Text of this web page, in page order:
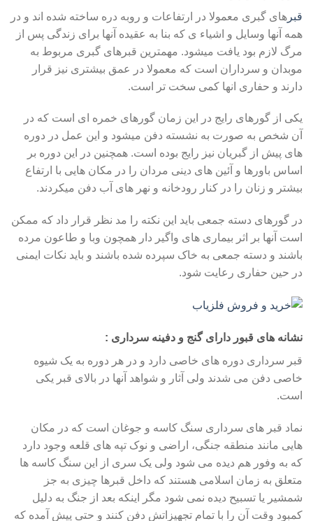
قبر های گبری معمولا در ارتفاعات و روبه دره ساخته شده اند و در
همه آنها وسایل و اشیاء ی که بنا به عقیده آنها برای زندگی پس از
مرگ لازم بود یافت میشود. مهمترین قبرهای گبری مربوط به
موبدان و سرداران است که معمولا در عمق بیشتری نیز قرار
دارند و حفاری انها کمی سخت تر است.
یکی از گورهای رایج در این زمان گورهای خمره ای است که در
آن شخص به صورت به نشسته دفن میشود و این عمل در دوره
های پیش از گبریان نیز رایج بوده است. همچنین در این دوره بر
اساس باورها و آئین های دینی مردان را در مکان هایی با ارتفاع
بیشتر و زنان را در کنار رودخانه و نهر های آب دفن میکردند.
در گورهای دسته جمعی باید این نکته را مد نظر قرار داد که ممکن
است آنها بر اثر بیماری های واگیر دار همچون وبا و طاعون مرده
باشند و دسته جمعی به خاک سپرده شده باشند و باید نکات ایمنی
در حین حفاری رعایت شود.
نشانه های قبور دارای گنج و دفینه سرداری :
قبر سرداری دوره های خاصی دارد و در هر دوره به یک شیوه
خاصی دفن می شدند ولی آثار و شواهد آنها در بالای قبر یکی
است.
نماد قبر های سرداری سنگ کاسه و جوغان است که در مکان
هایی مانند منطقه جنگی، اراضی و نوک تپه های قلعه وجود دارد
که به وفور هم دیده می شود ولی یک سری از این سنگ کاسه ها
متعلق به زمان اسلامی هستند که داخل قبرها چیزی به جز
شمشیر یا تسبیح دیده نمی شود مگر اینکه بعد از جنگ به دلیل
کمبود وقت آن را با تمام تجهیزاتش دفن کنند و حتی پیش آمده که